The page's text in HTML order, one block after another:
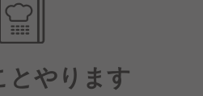
イタリア料理の軽やかさと、
け合わせ、日常の延長線上に
う”を追求しました。素材選
度に重くならない構成であり
ない一皿を提供します。
とやります